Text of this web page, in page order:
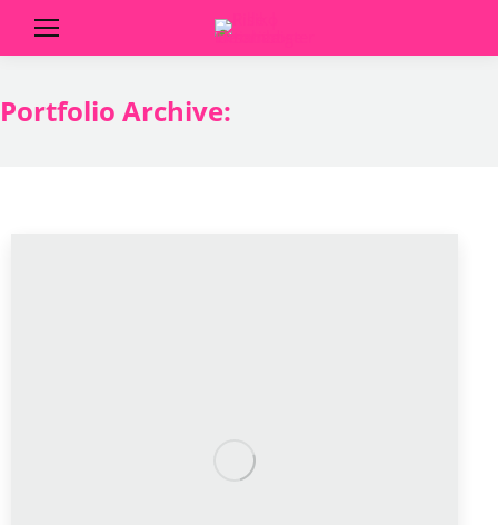
Portfolio Archive: